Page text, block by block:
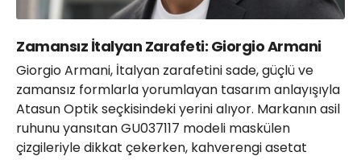
Zamansız İtalyan Zarafeti: Giorgio Armani
Giorgio Armani, İtalyan zarafetini sade, güçlü ve
zamansız formlarla yorumlayan tasarım anlayışıyla
Atasun Optik seçkisindeki yerini alıyor. Markanın asil
ruhunu yansıtan GU037117 modeli maskülen
çizgileriyle dikkat çekerken, kahverengi asetat